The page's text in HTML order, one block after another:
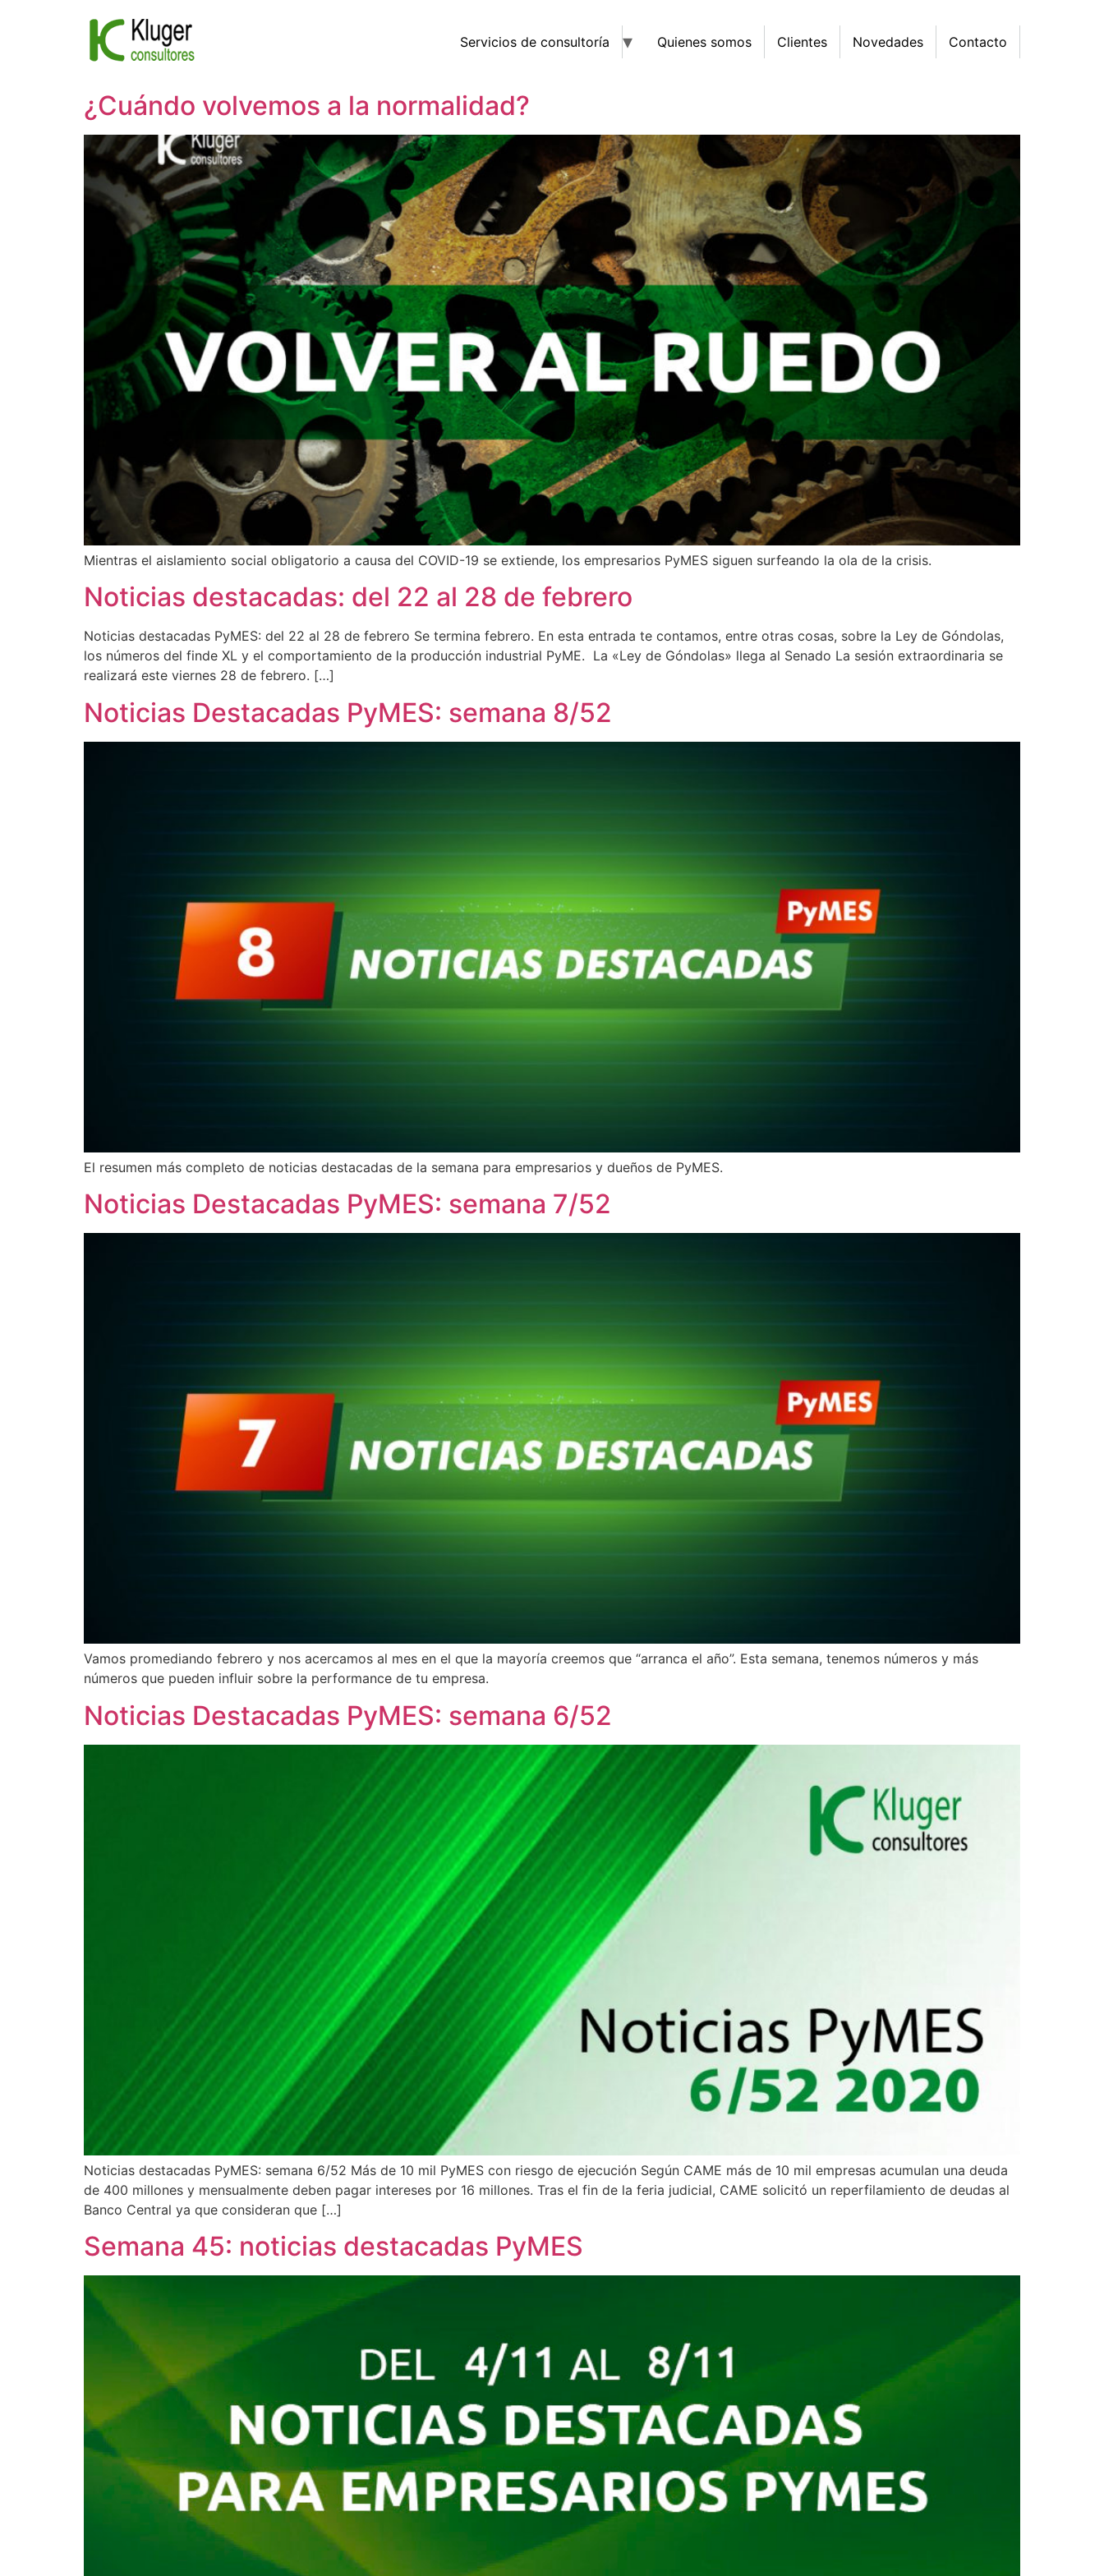
Servicios de consultoría Quienes somos Clientes Novedades Contacto
¿Cuándo volvemos a la normalidad?
Mientras el aislamiento social obligatorio a causa del COVID-19 se extiende, los empresarios PyMES siguen surfeando la ola de la crisis.
Noticias destacadas: del 22 al 28 de febrero
Noticias destacadas PyMES: del 22 al 28 de febrero Se termina febrero. En esta entrada te contamos, entre otras cosas, sobre la Ley de Góndolas,
los números del finde XL y el comportamiento de la producción industrial PyME. La «Ley de Góndolas» llega al Senado La sesión extraordinaria se
realizará este viernes 28 de febrero. […]
Noticias Destacadas PyMES: semana 8/52
El resumen más completo de noticias destacadas de la semana para empresarios y dueños de PyMES.
Noticias Destacadas PyMES: semana 7/52
Vamos promediando febrero y nos acercamos al mes en el que la mayoría creemos que “arranca el año”. Esta semana, tenemos números y más
números que pueden influir sobre la performance de tu empresa.
Noticias Destacadas PyMES: semana 6/52
Noticias destacadas PyMES: semana 6/52 Más de 10 mil PyMES con riesgo de ejecución Según CAME más de 10 mil empresas acumulan una deuda
de 400 millones y mensualmente deben pagar intereses por 16 millones. Tras el fin de la feria judicial, CAME solicitó un reperfilamiento de deudas al
Banco Central ya que consideran que […]
Semana 45: noticias destacadas PyMES